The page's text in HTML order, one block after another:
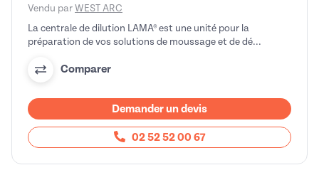
Vendu par WEST ARC
La centrale de dilution LAMA® est une unité pour la
préparation de vos solutions de moussage et de dé...
Comparer
Demander un devis
02 52 52 00 67